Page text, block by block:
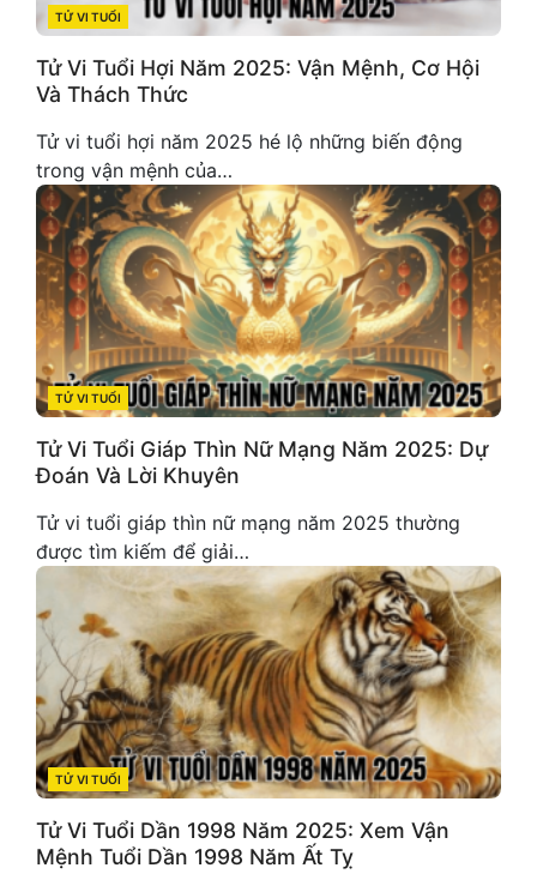
CATEGORIES
TỬ VI TUỔI
Tử Vi Tuổi Hợi Năm 2025: Vận Mệnh, Cơ Hội
Và Thách Thức
Tử vi tuổi hợi năm 2025 hé lộ những biến động
trong vận mệnh của…
CATEGORIES
TỬ VI TUỔI
Tử Vi Tuổi Giáp Thìn Nữ Mạng Năm 2025: Dự
Đoán Và Lời Khuyên
Tử vi tuổi giáp thìn nữ mạng năm 2025 thường
được tìm kiếm để giải…
CATEGORIES
TỬ VI TUỔI
Tử Vi Tuổi Dần 1998 Năm 2025: Xem Vận
Mệnh Tuổi Dần 1998 Năm Ất Tỵ